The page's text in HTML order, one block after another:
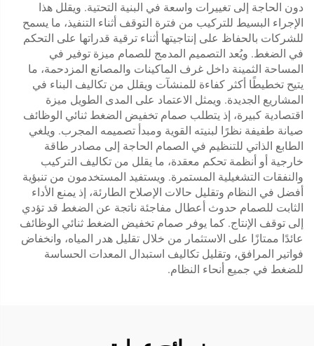
دون الحاجة إلى تغييرات واسعة في البنية التحتية. ويقلل هذا
الإجراء البسيط للتركيب من فترة التوقف أثناء التنفيذ، ما يسمح
للشركات بالحفاظ على إنتاجيتها أثناء ترقية قدراتها على التحكم
في الضغط. ويُعد التصميم المدمج للصمام ميزة توفير في
المساحة الثمينة داخل غرف الماكينات والمصانع المزدحمة، ما
يتيح تخطيطًا أكثر كفاءة للمنشآت ويقلل من تكاليف البناء في
المشاريع الجديدة. ويمثل الاعتماد على المدى الطويل ميزة
اقتصادية كبيرة، إذ يتطلب صمام تخفيض الضغط ثنائي الوظائف
صيانة طفيفة نظرًا لبنيته القوية ومبدأ تصميمه المجرب. ويلغي
الطابع الذاتي للتنظيم في الصمام الحاجة إلى مصادر طاقة
خارجية أو أنظمة تحكم معقدة، ما يقلل من تكاليف التركيب
والنفقات التشغيلية المستمرة. ويستفيد المستخدمون من تنبؤية
أفضل في النظام وتقليل حالات الإصلاح الطارئة، إذ يمنع الأداء
الثابت للصمام حدوث أعطال مفاجئة ناتجة عن الضغط قد تؤدي
إلى توقف الإنتاج. كما يوفر صمام تخفيض الضغط ثنائي الوظائف
عائدًا ممتازًا على الاستثمار من خلال تقليل هدر المياه، وانخفاض
فواتير المرافق، وتقليل تكاليف استبدال المعدات الحساسة
للضغط في جميع أنحاء النظام.